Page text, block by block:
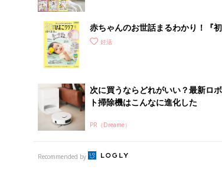
赤ちゃんのお世話まるわかり！『
てのひよこクラブ 夏号』〈巻頭大特
妊活
次に買うならどれがいい？最新ロ
ト掃除機はこんなに進化した
PR（Dreame）
Recommended by